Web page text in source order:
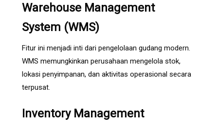
Warehouse Management
System (WMS)
Fitur ini menjadi inti dari pengelolaan gudang modern.
WMS memungkinkan perusahaan mengelola stok,
lokasi penyimpanan, dan aktivitas operasional secara
terpusat.
Inventory Management